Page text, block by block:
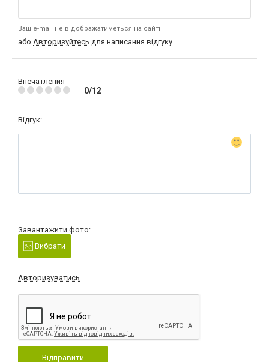
Ваш e-mail не відображатиметься на сайті
або Авторизуйтесь для написання відгуку
Впечатления
0/12
Відгук:
Завантажити фото:
Вибрати
Авторизуватись
Відправити